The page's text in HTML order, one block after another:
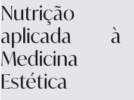
Nutrição
aplicada à
Medicina
Estética